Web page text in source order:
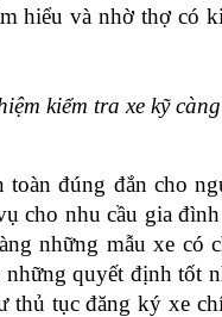
hiểu và nhờ thợ có
kiểm tra xe kỹ càng
toàn đúng đắn cho
cho nhu cầu gia
những mẫu xe có
những quyết định tốt
thủ tục đăng ký xe